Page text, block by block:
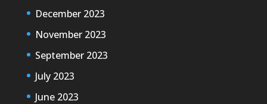
December 2023
November 2023
September 2023
July 2023
June 2023